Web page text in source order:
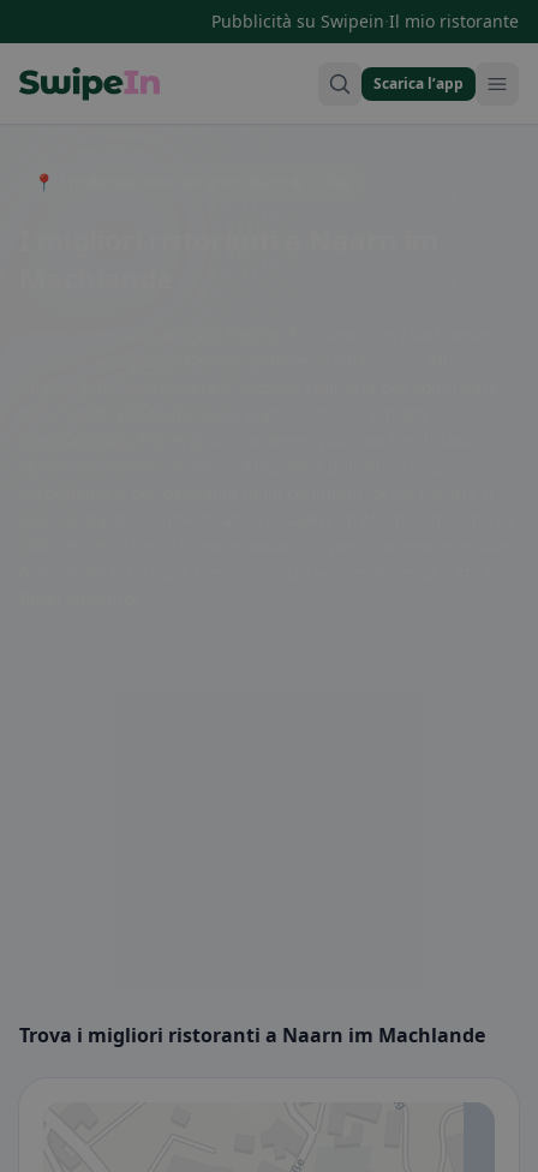
Pubblicità su Swipein·Il mio ristorante
Scarica l’app
📍 Entdecke Restaurants, Bars & Cafés
Trova i migliori ristoranti a Naarn im Machlande